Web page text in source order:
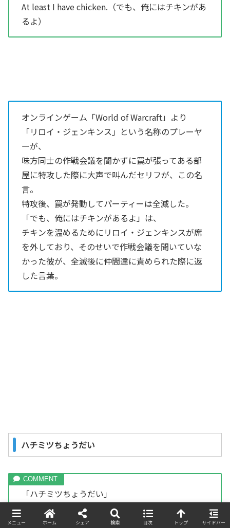
At least I have chicken.（でも、俺にはチキンがあ
るよ）
オンラインゲーム「World of Warcraft」より
「リロイ・ジェンキンス」という名称のプレーヤ
ーが、
味方同士の作戦会議を聞かずに罠が張ってある部
屋に特攻した際に大声で叫んだセリフが、この名
言。
特攻後、罠が発動してパーティーは全滅した。
「でも、俺にはチキンがあるよ」は、
チキンを温めるためにリロイ・ジェンキンスが席
を外しており、そのせいで作戦会議を聞いていな
かった彼が、全滅後に仲間達に責められた際に返
した言葉。
ハチミツちょうだい
「ハチミツちょうだい」
「ハチミツください」
メニュー ホーム シェア 検索 目次 トップ サイドバー